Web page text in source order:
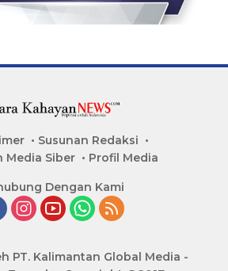
Susunan Redaksi
Media Siber
Profil Media
Dengan Kami
PT. Kalimantan Global Media -